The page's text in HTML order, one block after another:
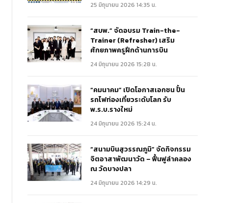
25 มิถุนายน 2026 14:35 น.
“สบพ.” จัดอบรม Train-the-
Trainer (Refresher) เสริม
ศักยภาพครูฝึกด้านการบิน
24 มิถุนายน 2026 15:28 น.
“คมนาคม” เปิดโอกาสเอกชน ปั้น
รถไฟท่องเที่ยวระดับโลก รับ
พ.ร.บ.รางใหม่
24 มิถุนายน 2026 15:24 น.
“สนามบินสุวรรณภูมิ” จัดกิจกรรม
จิตอาสาพัฒนาวัด – ฟื้นฟูลำคลอง
ณ วัดบางปลา
24 มิถุนายน 2026 14:29 น.